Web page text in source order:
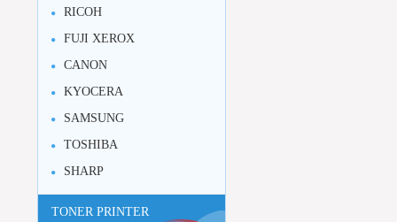
RICOH
FUJI XEROX
CANON
KYOCERA
SAMSUNG
TOSHIBA
SHARP
TONER PRINTER